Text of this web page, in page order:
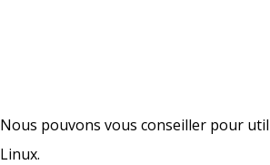
Nous pouvons vous conseiller pour
Linux.